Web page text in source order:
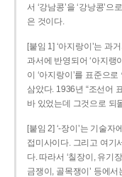
서 ‘강남콩’을 ‘강낭콩’
은 것이다.
[붙임 1] ‘아지랑이’는 과
과서에 반영되어 ‘아지랭
이 ‘아지랑이’를 표준으
삼았다. 1936년 “조선어
바 있었는데 그것으로 되
[붙임 2] ‘-장이’는 기술자
접미사이다. 그리고 여기
다. 따라서 ‘칠장이, 유기
금쟁이, 골목쟁이’ 등에서